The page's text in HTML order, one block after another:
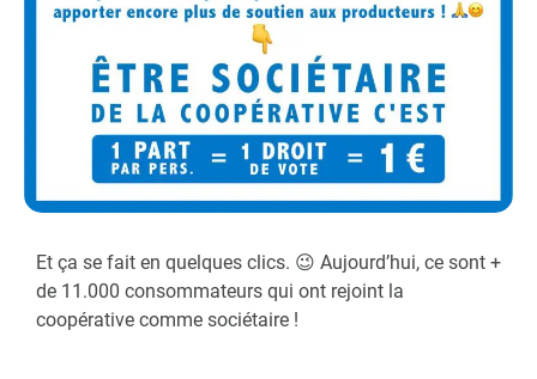
Et ça se fait en quelques clics. 😉 Aujourd’hui, ce sont +
de 11.000 consommateurs qui ont rejoint la
coopérative comme sociétaire !